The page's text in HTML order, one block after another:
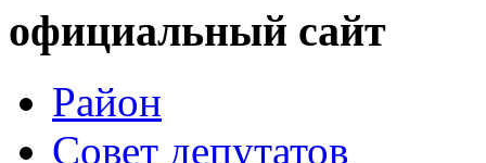
официальный сайт
Район
Совет депутатов